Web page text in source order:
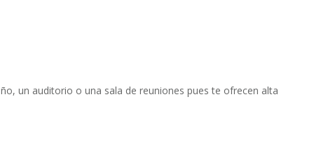
un auditorio o una sala de reuniones pues te ofrecen alta